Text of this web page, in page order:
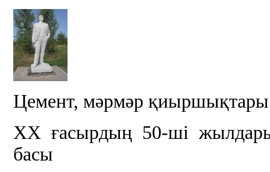
Цемент, мәрмәр қиыршықтары
ХХ ғасырдың 50-ші
басы